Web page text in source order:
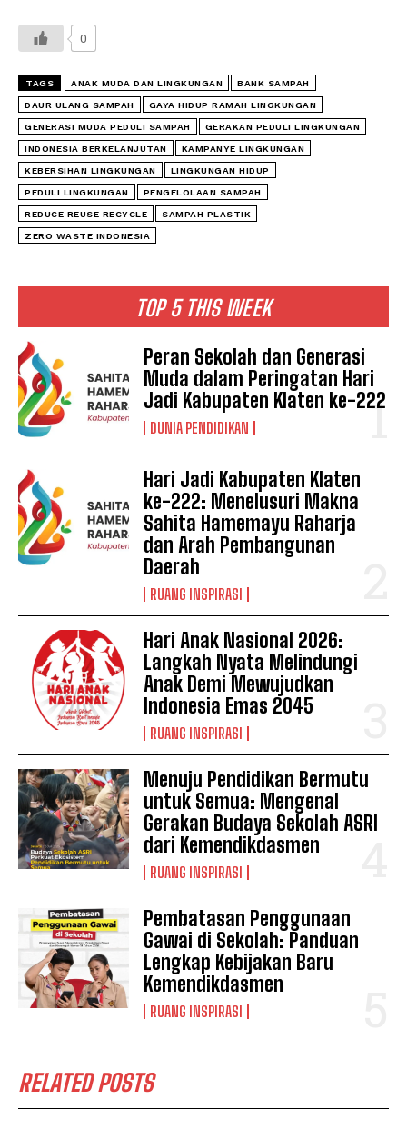
TOP 5 THIS WEEK
Peran Sekolah dan Generasi
Muda dalam Peringatan Hari
Jadi Kabupaten Klaten ke-222
DUNIA PENDIDIKAN
Hari Jadi Kabupaten Klaten
ke-222: Menelusuri Makna
Sahita Hamemayu Raharja
dan Arah Pembangunan
Daerah
RUANG INSPIRASI
Hari Anak Nasional 2026:
Langkah Nyata Melindungi
Anak Demi Mewujudkan
Indonesia Emas 2045
RUANG INSPIRASI
Menuju Pendidikan Bermutu
untuk Semua: Mengenal
Gerakan Budaya Sekolah ASRI
dari Kemendikdasmen
RUANG INSPIRASI
Pembatasan Penggunaan
Gawai di Sekolah: Panduan
Lengkap Kebijakan Baru
Kemendikdasmen
RUANG INSPIRASI
RELATED POSTS
0
TAGS ANAK MUDA DAN LINGKUNGAN BANK SAMPAH
DAUR ULANG SAMPAH GAYA HIDUP RAMAH LINGKUNGAN
GENERASI MUDA PEDULI SAMPAH GERAKAN PEDULI LINGKUNGAN
INDONESIA BERKELANJUTAN KAMPANYE LINGKUNGAN
KEBERSIHAN LINGKUNGAN LINGKUNGAN HIDUP
PEDULI LINGKUNGAN PENGELOLAAN SAMPAH
REDUCE REUSE RECYCLE SAMPAH PLASTIK
ZERO WASTE INDONESIA